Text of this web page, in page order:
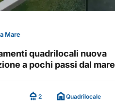
Mare
quadrilocali nuova
a pochi passi dal mare
shower 2 homeQuadrilocale